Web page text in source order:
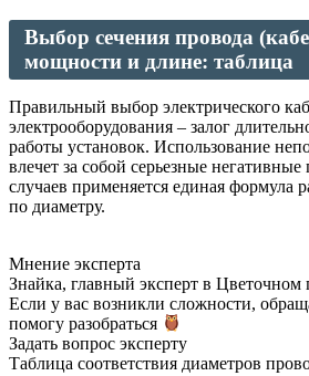
Выбор сечения провода
мощности и длине: таблица
Правильный выбор электрического
электрооборудования – залог
работы установок. Использование
влечет за собой серьезные
случаев применяется единая формула
по диаметру.
Мнение эксперта
Знайка, главный эксперт в Цветочном
Если у вас возникли сложности,
помогу разобраться
Задать вопрос эксперту
Таблица соответствия диаметров